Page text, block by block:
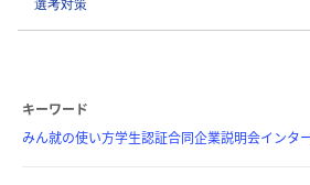
選考対策
キーワード
みん就の使い方学生認証合同企業説明会インタ